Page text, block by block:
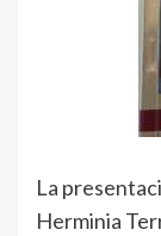
La
Herminia